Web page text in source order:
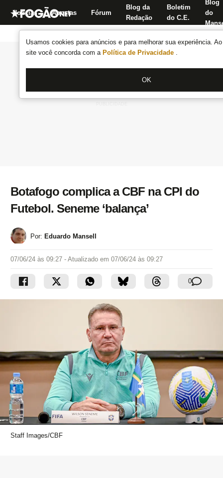
Usamos cookies para anúncios e para melhorar sua experiência.
site você concorda com a Política de Privacidade .
OK
Notícias Apostas Fórum
Blog da
Redação
Boletim
do C.E.
Blog
do
Botafogo complica a CBF na CPI do
Futebol. Seneme ‘balança’
Por: Eduardo Mansell
07/06/24 às 09:27 - Atualizado em 07/06/24 às 09:27
0
Staff Images/CBF